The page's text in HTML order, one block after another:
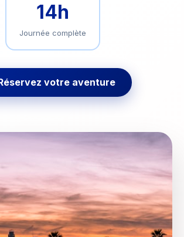
14h
Journée complète
votre aventure